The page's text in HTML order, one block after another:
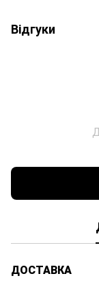
Відгуки
ДОСТАВКА